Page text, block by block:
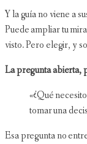
Y la guía no viene a
Puede ampliar tu
visto. Pero elegir, y
La pregunta abierta,
«¿Qué
tomar una
Esa pregunta no